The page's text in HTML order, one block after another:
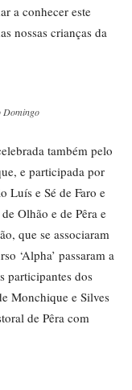
a conhecer este
nossas crianças da
Domingo
também pelo
e participada por
Luís e Sé de Faro e
Olhão e de Pêra e
que se associaram
‘Alpha’ passaram a
participantes dos
Monchique e Silves
de Pêra com